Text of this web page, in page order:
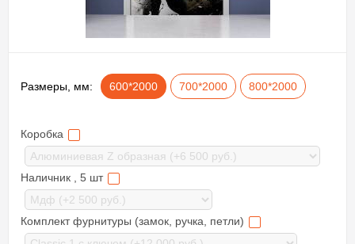
Размеры, мм: 600*2000 700*2000 800*2000
Коробка
Наличник , 5 шт
Комплект фурнитуры (замок, ручка, петли)